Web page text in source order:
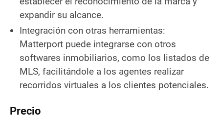
expandir su alcance.
Integración con otras herramientas:
Matterport puede integrarse con otros
softwares inmobiliarios, como los listados de
MLS, facilitándole a los agentes realizar
recorridos virtuales a los clientes potenciales.
Precio